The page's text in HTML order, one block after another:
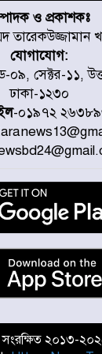
পর্যায়ে : ইরান
অপরাধীর
সে যত
চট্টগ্রামে জুলাই
মীর
৫ দিন
বক্তব্য
গণঅভ্যুত্থানে
খোঁজ নিলেন
ও প্রকাশকঃ
তারেকউজ্জামান
যোগাযোগ:
সেক্টর-১১,
ঢাকা-১২৩০
-০১৯৭২
সংরক্ষিত ২০১৩-